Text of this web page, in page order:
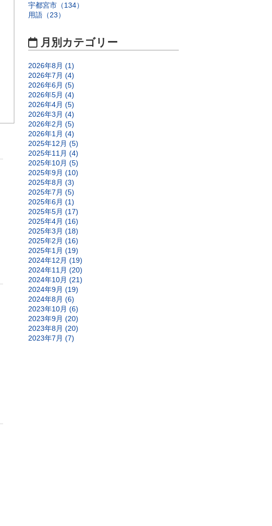
宇都宮市（134）
用語（23）
月別カテゴリー
2026年8月 (1)
2026年7月 (4)
2026年6月 (5)
2026年5月 (4)
2026年4月 (5)
2026年3月 (4)
2026年2月 (5)
2026年1月 (4)
2025年12月 (5)
2025年11月 (4)
2025年10月 (5)
2025年9月 (10)
2025年8月 (3)
2025年7月 (5)
2025年6月 (1)
2025年5月 (17)
2025年4月 (16)
2025年3月 (18)
2025年2月 (16)
2025年1月 (19)
2024年12月 (19)
2024年11月 (20)
2024年10月 (21)
2024年9月 (19)
2024年8月 (6)
2023年10月 (6)
2023年9月 (20)
2023年8月 (20)
2023年7月 (7)